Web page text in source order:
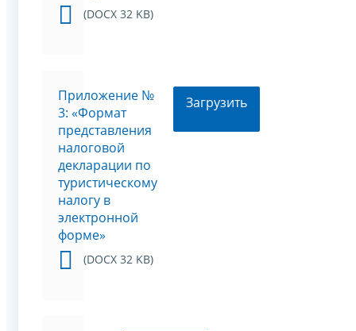
(DOCX 32 KB)
Приложение №
3: «Формат
представления
налоговой
декларации по
туристическому
налогу в
электронной
форме»
(DOCX 32 KB)
Загрузить